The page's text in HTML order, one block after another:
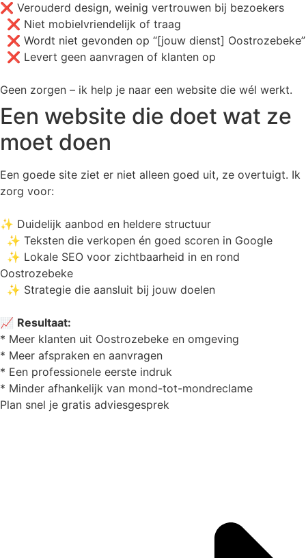
❌ Verouderd design, weinig vertrouwen bij bezoekers
❌ Niet mobielvriendelijk of traag
❌ Wordt niet gevonden op “[jouw dienst] Oostrozebeke”
❌ Levert geen aanvragen of klanten op
Geen zorgen – ik help je naar een website die wél werkt.
Een website die doet wat ze
moet doen
Een goede site ziet er niet alleen goed uit, ze overtuigt. Ik
zorg voor:
✨ Duidelijk aanbod en heldere structuur
✨ Teksten die verkopen én goed scoren in Google
✨ Lokale SEO voor zichtbaarheid in en rond
Oostrozebeke
✨ Strategie die aansluit bij jouw doelen
📈 Resultaat:
* Meer klanten uit Oostrozebeke en omgeving
* Meer afspraken en aanvragen
* Een professionele eerste indruk
* Minder afhankelijk van mond-tot-mondreclame
Plan snel je gratis adviesgesprek